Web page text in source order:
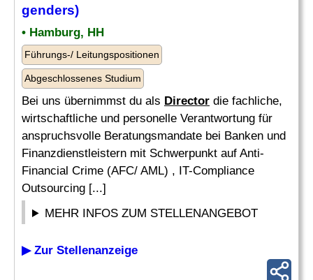
genders)
• Hamburg, HH
Führungs-/ Leitungspositionen
Abgeschlossenes Studium
Bei uns übernimmst du als Director die fachliche,
wirtschaftliche und personelle Verantwortung für
anspruchsvolle Beratungsmandate bei Banken und
Finanzdienstleistern mit Schwerpunkt auf Anti-
Financial Crime (AFC/ AML) , IT-Compliance
Outsourcing [...]
MEHR INFOS ZUM STELLENANGEBOT
▶ Zur Stellenanzeige